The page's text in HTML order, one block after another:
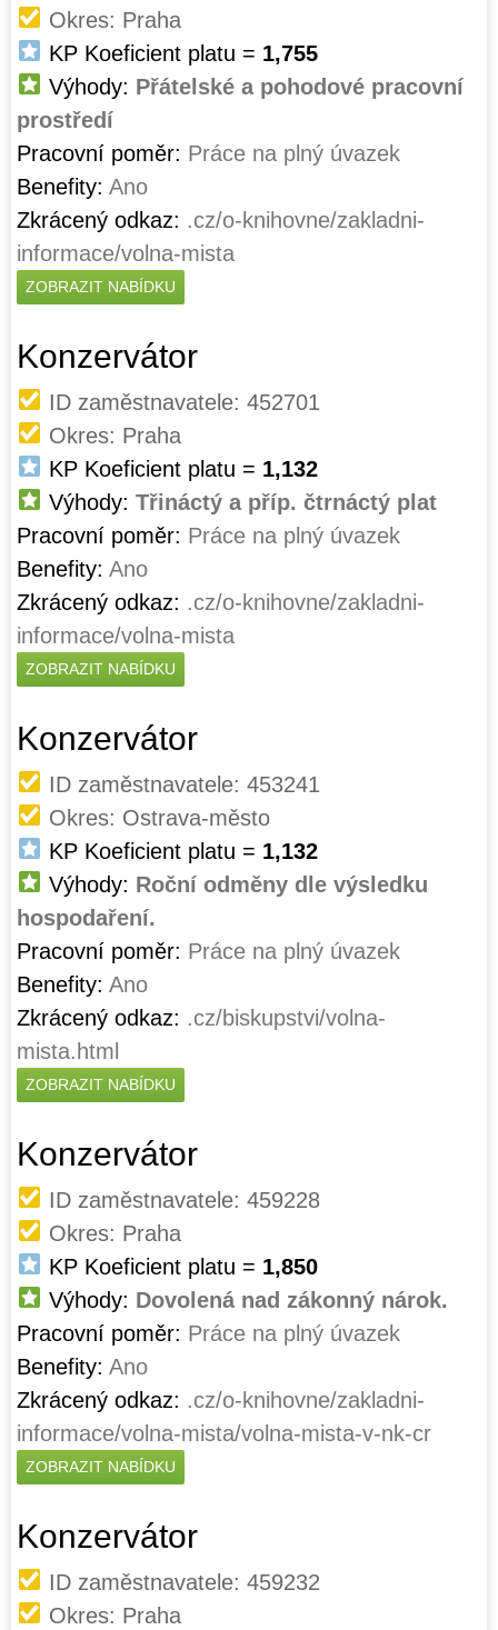
Okres: Praha
KP Koeficient platu = 1,755
Výhody: Přátelské a pohodové pracovní
prostředí
Pracovní poměr: Práce na plný úvazek
Benefity: Ano
Zkrácený odkaz: .cz/o-knihovne/zakladni-
informace/volna-mista
ZOBRAZIT NABÍDKU
Konzervátor
ID zaměstnavatele: 452701
Okres: Praha
KP Koeficient platu = 1,132
Výhody: Třináctý a příp. čtrnáctý plat
Pracovní poměr: Práce na plný úvazek
Benefity: Ano
Zkrácený odkaz: .cz/o-knihovne/zakladni-
informace/volna-mista
ZOBRAZIT NABÍDKU
Konzervátor
ID zaměstnavatele: 453241
Okres: Ostrava-město
KP Koeficient platu = 1,132
Výhody: Roční odměny dle výsledku
hospodaření.
Pracovní poměr: Práce na plný úvazek
Benefity: Ano
Zkrácený odkaz: .cz/biskupstvi/volna-
mista.html
ZOBRAZIT NABÍDKU
Konzervátor
ID zaměstnavatele: 459228
Okres: Praha
KP Koeficient platu = 1,850
Výhody: Dovolená nad zákonný nárok.
Pracovní poměr: Práce na plný úvazek
Benefity: Ano
Zkrácený odkaz: .cz/o-knihovne/zakladni-
informace/volna-mista/volna-mista-v-nk-cr
ZOBRAZIT NABÍDKU
Konzervátor
ID zaměstnavatele: 459232
Okres: Praha